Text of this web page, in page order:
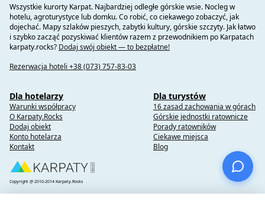
Wszystkie kurorty Karpat. Najbardziej odległe górskie wsie. Nocleg w
hotelu, agroturystyce lub domku. Co robić, co ciekawego zobaczyć, jak
dojechać. Mapy szlaków pieszych, zabytki kultury, górskie szczyty. Jak łatwo
i szybko zacząć pozyskiwać klientów razem z przewodnikiem po Karpatach
karpaty.rocks? Dodaj swój obiekt — to bezpłatne!
Rezerwacja hoteli +38 (073) 757-83-03
Dla hotelarzy
Warunki współpracy
O Karpaty.Rocks
Dodaj obiekt
Konto hotelarza
Kontakt
Dla turystów
16 zasad zachowania w górach
Górskie jednostki ratownicze
Porady ratowników
Ciekawe miejsca
Blog
Copyright @ 2010-2014 Karpaty.Rocks